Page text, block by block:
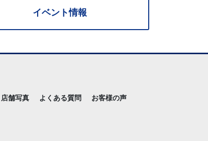
イベント情報
店舗写真 よくある質問 お客様の声